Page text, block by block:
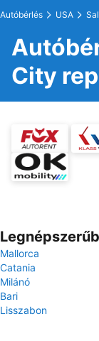
Autóbérlés USA
City
Mallorca
Catania
Milánó
Bari
Lisszabon